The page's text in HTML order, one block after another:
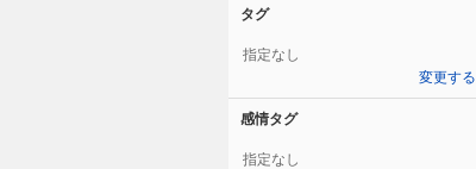
タグ
指定なし
変更する
感情タグ
指定なし